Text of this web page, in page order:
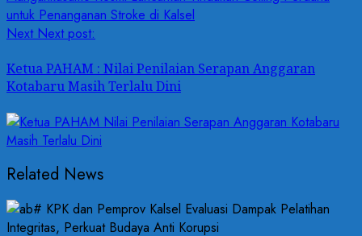
Next Next post:
Ketua PAHAM : Nilai Penilaian Serapan Anggaran
Kotabaru Masih Terlalu Dini
Related News